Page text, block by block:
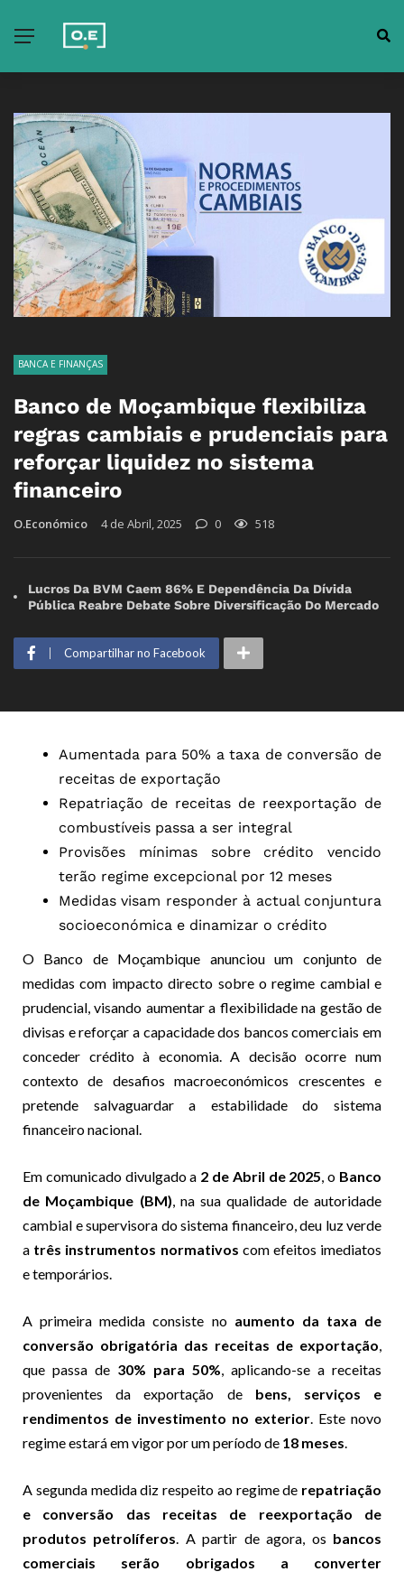
BANCA E FINANÇAS
Banco de Moçambique flexibiliza
regras cambiais e prudenciais para
reforçar liquidez no sistema
financeiro
O.Económico 4 de Abril, 2025 0 518
Lucros Da BVM Caem 86% E Dependência Da Dívida
Pública Reabre Debate Sobre Diversificação Do Mercado
Compartilhar no Facebook
Aumentada para 50% a taxa de conversão de
receitas de exportação
Repatriação de receitas de reexportação de
combustíveis passa a ser integral
Provisões mínimas sobre crédito vencido
terão regime excepcional por 12 meses
Medidas visam responder à actual conjuntura
socioeconómica e dinamizar o crédito
O Banco de Moçambique anunciou um conjunto de
medidas com impacto directo sobre o regime cambial e
prudencial, visando aumentar a flexibilidade na gestão de
divisas e reforçar a capacidade dos bancos comerciais em
conceder crédito à economia. A decisão ocorre num
contexto de desafios macroeconómicos crescentes e
pretende salvaguardar a estabilidade do sistema
financeiro nacional.
Em comunicado divulgado a 2 de Abril de 2025, o Banco
de Moçambique (BM), na sua qualidade de autoridade
cambial e supervisora do sistema financeiro, deu luz verde
a três instrumentos normativos com efeitos imediatos
e temporários.
A primeira medida consiste no aumento da taxa de
conversão obrigatória das receitas de exportação,
que passa de 30% para 50%, aplicando-se a receitas
provenientes da exportação de bens, serviços e
rendimentos de investimento no exterior. Este novo
regime estará em vigor por um período de 18 meses.
A segunda medida diz respeito ao regime de repatriação
e conversão das receitas de reexportação de
produtos petrolíferos. A partir de agora, os bancos
comerciais serão obrigados a converter